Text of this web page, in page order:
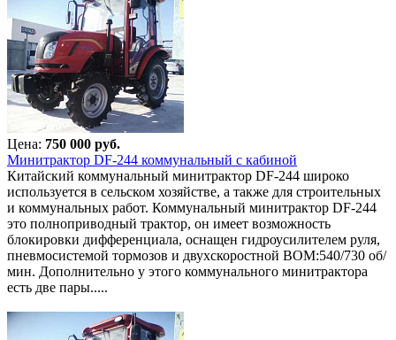
Цена: 750 000 руб.
Минитрактор DF-244 коммунальный с кабиной
Китайский коммунальный минитрактор DF-244 широко
используется в сельском хозяйстве, а также для строительных
и коммунальных работ. Коммунальный минитрактор DF-244
это полноприводный трактор, он имеет возможность
блокировки дифференциала, оснащен гидроусилителем руля,
пневмосистемой тормозов и двухскоростной ВОМ:540/730 об/
мин. Дополнительно у этого коммунального минитрактора
есть две пары.....